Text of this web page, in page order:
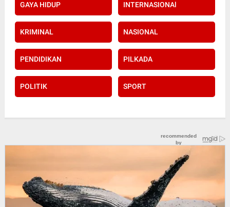
GAYA HIDUP INTERNASIONAl
KRIMINAL NASIONAL
PENDIDIKAN PILKADA
POLITIK SPORT